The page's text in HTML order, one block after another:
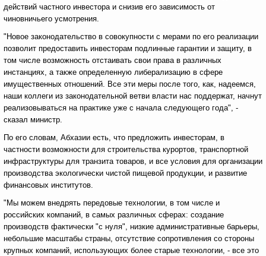
действий частного инвестора и снизив его зависимость от
чиновничьего усмотрения.
"Новое законодательство в совокупности с мерами по его реализации
позволит предоставить инвесторам подлинные гарантии и защиту, в
том числе возможность отстаивать свои права в различных
инстанциях, а также определенную либерализацию в сфере
имущественных отношений. Все эти меры после того, как, надеемся,
наши коллеги из законодательной ветви власти нас поддержат, начнут
реализовываться на практике уже с начала следующего года", -
сказал министр.
По его словам, Абхазии есть, что предложить инвесторам, в
частности возможности для строительства курортов, транспортной
инфраструктуры для транзита товаров, и все условия для организации
производства экологически чистой пищевой продукции, и развитие
финансовых институтов.
"Мы можем внедрять передовые технологии, в том числе и
российских компаний, в самых различных сферах: создание
производств фактически "с нуля", низкие административные барьеры,
небольшие масштабы страны, отсутствие сопротивления со стороны
крупных компаний, использующих более старые технологии, - все это